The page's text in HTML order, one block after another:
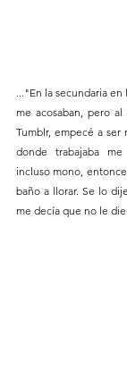
..."En la secundaria
me acosaban, pero
Tumblr, empecé a ser
donde trabajaba
incluso mono,
baño a llorar. Se lo
me decía que no le